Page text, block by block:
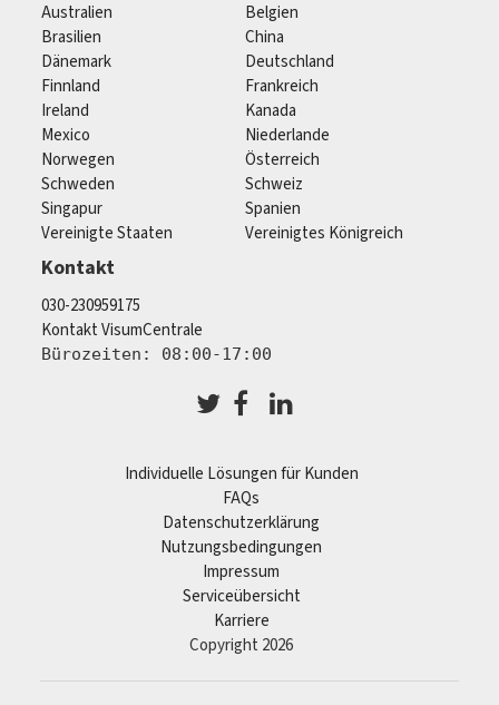
Australien
Belgien
Brasilien
China
Dänemark
Deutschland
Finnland
Frankreich
Ireland
Kanada
Mexico
Niederlande
Norwegen
Österreich
Schweden
Schweiz
Singapur
Spanien
Vereinigte Staaten
Vereinigtes Königreich
Kontakt
030-230959175
Kontakt VisumCentrale
Bürozeiten: 08:00-17:00
Individuelle Lösungen für Kunden
FAQs
Datenschutzerklärung
Nutzungsbedingungen
Impressum
Serviceübersicht
Karriere
Copyright 2026